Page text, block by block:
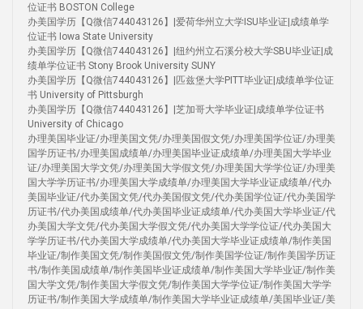
位证书 BOSTON College
办美国学历【Q微信744043126】|爱荷华州立大学ISU毕业证|成绩单学
位证书 Iowa State University
办美国学历【Q微信744043126】|纽约州立石溪分校大学SBU毕业证|成
绩单学位证书 Stony Brook University SUNY
办美国学历【Q微信744043126】|匹兹堡大学PITT毕业证|成绩单学位证
书 University of Pittsburgh
办美国学历【Q微信744043126】|芝加哥大学毕业证|成绩单学位证书
University of Chicago
办理美国毕业证/办理美国文凭/办理美国假文凭/办理美国学位证/办理美
国学历证书/办理美国成绩单/办理美国毕业证成绩单/办理美国大学毕业
证/办理美国大学文凭/办理美国大学假文凭/办理美国大学学位证/办理美
国大学学历证书/办理美国大学成绩单/办理美国大学毕业证成绩单/代办
美国毕业证/代办美国文凭/代办美国假文凭/代办美国学位证/代办美国学
历证书/代办美国成绩单/代办美国毕业证成绩单/代办美国大学毕业证/代
办美国大学文凭/代办美国大学假文凭/代办美国大学学位证/代办美国大
学学历证书/代办美国大学成绩单/代办美国大学毕业证成绩单/制作美国
毕业证/制作美国文凭/制作美国假文凭/制作美国学位证/制作美国学历证
书/制作美国成绩单/制作美国毕业证成绩单/制作美国大学毕业证/制作美
国大学文凭/制作美国大学假文凭/制作美国大学学位证/制作美国大学学
历证书/制作美国大学成绩单/制作美国大学毕业证成绩单/美国毕业证/美